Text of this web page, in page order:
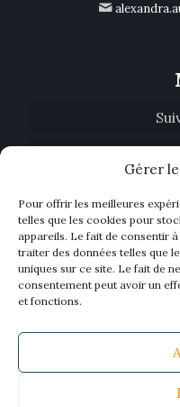
Gérer
Pour offrir les meilleures
telles que les cookies pour
appareils. Le fait de consentir
traiter des données telles que
uniques sur ce site. Le fait de
consentement peut avoir un
et fonctions.